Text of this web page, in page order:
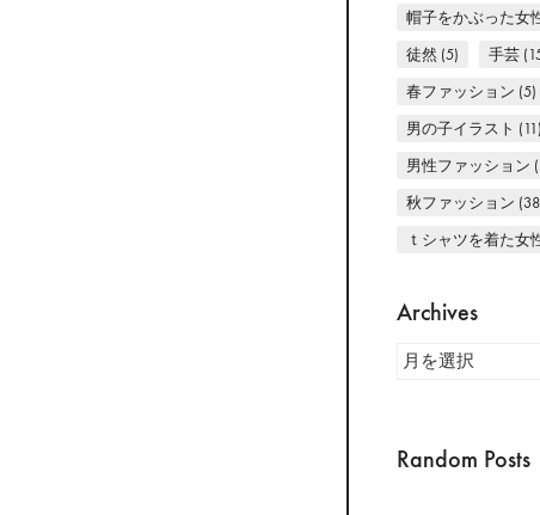
帽子をかぶった女
徒然(5) 手芸
春ファッション (5)
男の子イラスト (11)
男性ファッション
秋ファッション
ｔシャツを着た女
Archives
Archives
Random Posts